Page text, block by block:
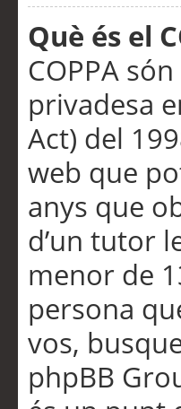
Què és el
COPPA
privadesa
Act) del
web que
anys que
d’un tutor
menor de
persona
vos,
phpBB